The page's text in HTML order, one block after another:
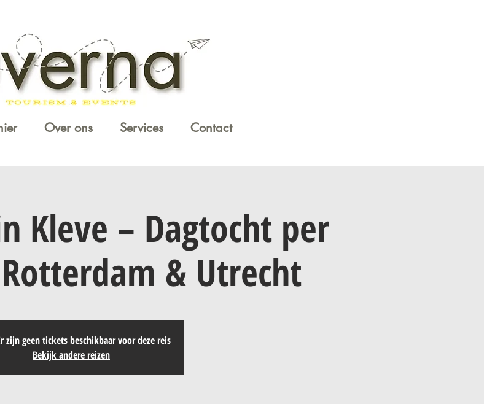
Over ons Services Contact
Kleve – Dagtocht per
& Utrecht
zijn geen tickets beschikbaar voor deze reis
Bekijk andere reizen